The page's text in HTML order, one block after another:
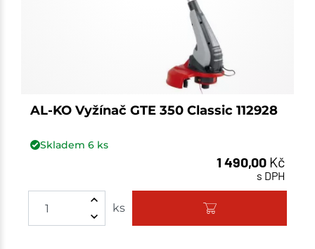
AL-KO Vyžínač GTE 350 Classic 112928
Skladem 6ks
1 490,00 Kč
s DPH
ks